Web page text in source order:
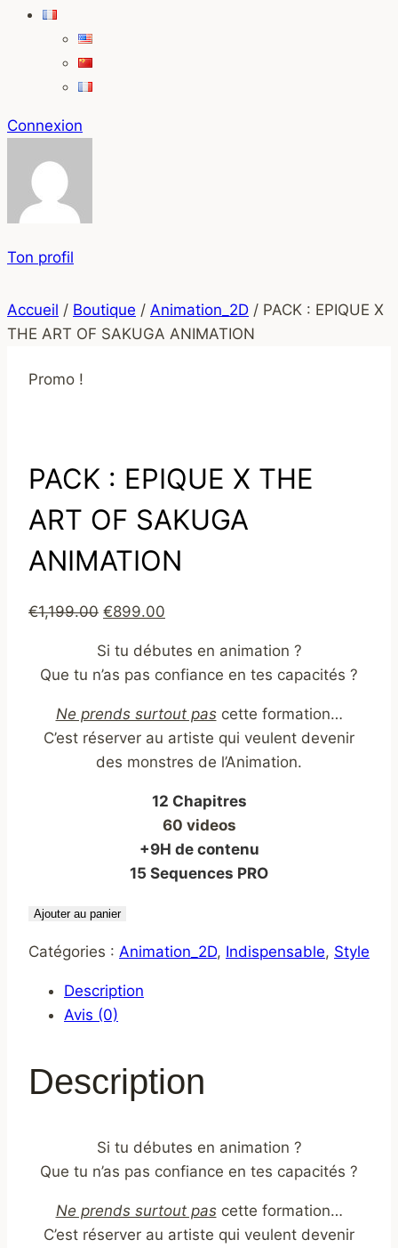
Connexion
Ton profil
Accueil / Boutique / Animation_2D / PACK : EPIQUE X
THE ART OF SAKUGA ANIMATION
Promo !
PACK : EPIQUE X THE
ART OF SAKUGA
ANIMATION
€1,199.00 Le
initial
était :
€1,199.00.
€899.00
actuel
est :
€899.00.
Si tu débutes en animation ?
Que tu n’as pas confiance en tes capacités ?
Ne prends surtout pascette formation…
C’est réserver au artiste qui veulent devenir
des monstres de l’Animation.
12 Chapitres
60 videos
+9H de contenu
15 Sequences PRO
quantité
PACK
EPIQUE
ART
ANIMATION
Ajouter au panier
Catégories : Animation_2D, Indispensable, Style
Description
Avis (0)
Description
Si tu débutes en animation ?
Que tu n’as pas confiance en tes capacités ?
Ne prends surtout pascette formation…
C’est réserver au artiste qui veulent devenir